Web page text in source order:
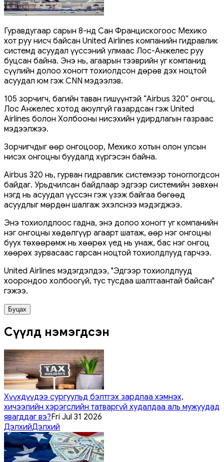
Гуравдугаар сарын 8-нд Сан Францискогоос Мехико
хот руу нисч байсан United Airlines компанийн гидравлик
системд асуудал үүссэний улмаас Лос-Анжелес руу
буцсан байна. Энэ нь, агаарын тээврийн уг компанид
сүүлийн долоо хоногт тохиолдсон дөрөв дэх ноцтой
асуудал юм гэж CNN мэдээлэв.
105 зорчигч, багийн таван гишүүнтэй “Airbus 320” онгоц,
Лос Анжелес хотод аюулгүй газардсан гэж United
Airlines болон Холбооны нисэхийн удирдлагын газраас
мэдээлжээ.
Зорчигчдыг өөр онгоцоор, Мехико хотын олон улсын
нисэх онгоцны буудалд хүргэсэн байна.
Airbus 320 нь, гурван гидравлик системээр тоноглогдсон
байдаг. Урьдчилсан байдлаар эдгээр системийн зөвхөн
нэгд нь асуудал үүссэн гэж үзэж байгаа бөгөөд
асуудлыг мөрдөн шалгаж эхэлснээ мэдэгджээ.
Энэ тохиолдлоос гадна, энэ долоо хоногт уг компанийн
нэг онгоцны хөдөлгүүр агаарт шатаж, өөр нэг онгоцны
буух төхөөрөмж нь хөөрөх үед нь унаж, бас нэг онгоц
хөөрөх зурвасаас гарсан ноцтой тохиолдлууд гарчээ.
United Airlines мэдэгдэлдээ, "Эдгээр тохиолдлууд
хоорондоо холбоогүй, тус тусдаа шалтгаантай байсан"
гэжээ.
Буцах
Сүүлд нэмэгдсэн
Хүүхдүүдээ сургуульд бэлтгэх зардлаа хэмнэх,
хичээлийн хэрэгслийн татваргүй худалдаа аль мужуудад
явагддаг вэ?Fri Jul 31 2026
ДэлхийДэлхий